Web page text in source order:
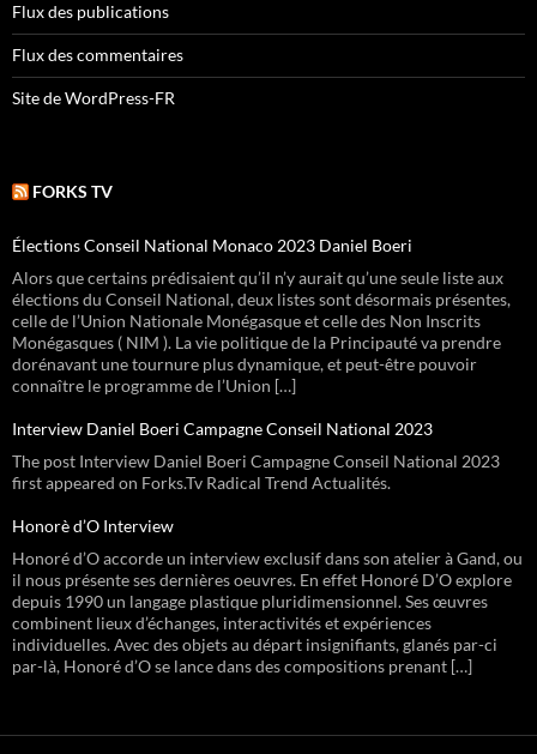
Flux des publications
Flux des commentaires
Site de WordPress-FR
FORKS TV
Élections Conseil National Monaco 2023 Daniel Boeri
Alors que certains prédisaient qu’il n’y aurait qu’une seule liste aux
élections du Conseil National, deux listes sont désormais présentes,
celle de l’Union Nationale Monégasque et celle des Non Inscrits
Monégasques ( NIM ). La vie politique de la Principauté va prendre
dorénavant une tournure plus dynamique, et peut-être pouvoir
connaître le programme de l’Union […]
Interview Daniel Boeri Campagne Conseil National 2023
The post Interview Daniel Boeri Campagne Conseil National 2023
first appeared on Forks.Tv Radical Trend Actualités.
Honorè d’O Interview
Honoré d’O accorde un interview exclusif dans son atelier à Gand, ou
il nous présente ses dernières oeuvres. En effet Honoré D’O explore
depuis 1990 un langage plastique pluridimensionnel. Ses œuvres
combinent lieux d’échanges, interactivités et expériences
individuelles. Avec des objets au départ insignifiants, glanés par-ci
par-là, Honoré d’O se lance dans des compositions prenant […]